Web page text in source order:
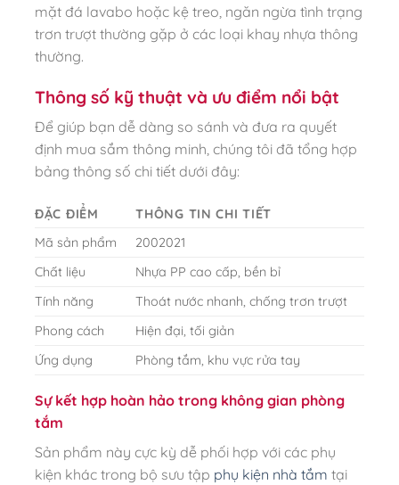
mặt đá lavabo hoặc kệ treo, ngăn ngừa tình trạng
trơn trượt thường gặp ở các loại khay nhựa thông
thường.
Thông số kỹ thuật và ưu điểm nổi bật
Để giúp bạn dễ dàng so sánh và đưa ra quyết
định mua sắm thông minh, chúng tôi đã tổng hợp
bảng thông số chi tiết dưới đây:
ĐẶC ĐIỂM
THÔNG TIN CHI TIẾT
Mã sản phẩm
2002021
Chất liệu
Nhựa PP cao cấp, bền bỉ
Tính năng
Thoát nước nhanh, chống trơn trượt
Phong cách
Hiện đại, tối giản
Ứng dụng
Phòng tắm, khu vực rửa tay
Sự kết hợp hoàn hảo trong không gian phòng
tắm
Sản phẩm này cực kỳ dễ phối hợp với các phụ
kiện khác trong bộ sưu tập phụ kiện nhà tắm tại